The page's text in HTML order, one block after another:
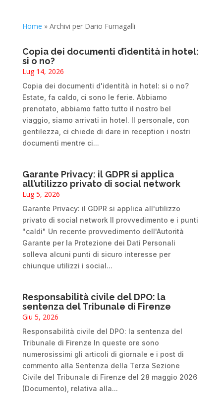
Home » Archivi per Dario Fumagalli
Copia dei documenti d’identità in hotel:
si o no?
Lug 14, 2026
Copia dei documenti d'identità in hotel: si o no?
Estate, fa caldo, ci sono le ferie. Abbiamo
prenotato, abbiamo fatto tutto il nostro bel
viaggio, siamo arrivati in hotel. Il personale, con
gentilezza, ci chiede di dare in reception i nostri
documenti mentre ci...
Garante Privacy: il GDPR si applica
all’utilizzo privato di social network
Lug 5, 2026
Garante Privacy: il GDPR si applica all'utilizzo
privato di social network Il provvedimento e i punti
"caldi" Un recente provvedimento dell'Autorità
Garante per la Protezione dei Dati Personali
solleva alcuni punti di sicuro interesse per
chiunque utilizzi i social...
Responsabilità civile del DPO: la
sentenza del Tribunale di Firenze
Giu 5, 2026
Responsabilità civile del DPO: la sentenza del
Tribunale di Firenze In queste ore sono
numerosissimi gli articoli di giornale e i post di
commento alla Sentenza della Terza Sezione
Civile del Tribunale di Firenze del 28 maggio 2026
(Documento), relativa alla...